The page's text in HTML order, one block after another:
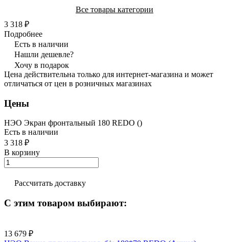
Все товары категории
3 318 ₽
Подробнее
Есть в наличии
Нашли дешевле?
Хочу в подарок
Цена действительна только для интернет-магазина и может
отличаться от цен в розничных магазинах
Цены
НЭО Экран фронтальный 180 REDO ()
Есть в наличии
3 318 ₽
В корзину
Рассчитать доставку
С этим товаром выбирают:
13 679 ₽